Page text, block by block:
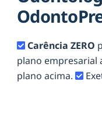
Carência ZERO
plano empresarial
plano acima.